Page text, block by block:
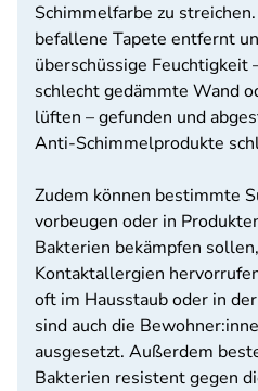
Schimmelfarbe zu
befallene Tapete entfernt
überschüssige Feuchtigkeit
schlecht gedämmte Wand
lüften – gefunden und
Anti-Schimmelprodukte
Zudem können bestimmte
vorbeugen oder in
Bakterien bekämpfen
Kontaktallergien
oft im Hausstaub oder in
sind auch die
ausgesetzt. Außerdem
Bakterien resistent gegen